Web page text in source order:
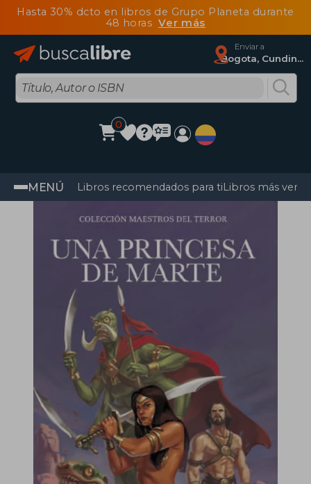
Hasta 30% dcto en libros de Grupo Planeta durante
48 horasVer más
Enviar a
Bogota, Cundinamarca
0
MENÚ Libros recomendados para tiLibros más